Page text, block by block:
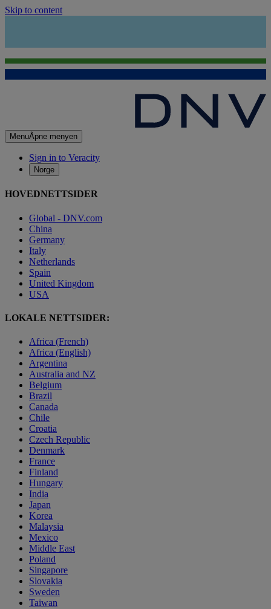
Skip to content
MenuÅpne menyen
Sign in to Veracity
Norge
HOVEDNETTSIDER
Global - DNV.com
China
Germany
Italy
Netherlands
Spain
United Kingdom
USA
LOKALE NETTSIDER:
Africa (French)
Africa (English)
Argentina
Australia and NZ
Belgium
Brazil
Canada
Chile
Croatia
Czech Republic
Denmark
France
Finland
Hungary
India
Japan
Korea
Malaysia
Mexico
Middle East
Poland
Singapore
Slovakia
Sweden
Taiwan